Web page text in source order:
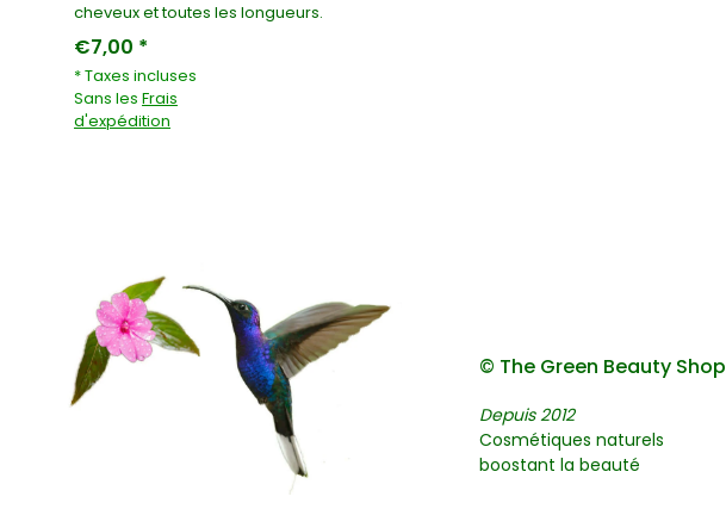
cheveux et toutes les longueurs.
€7,00 *
* Taxes incluses
Sans les Frais
d'expédition
© The Green Beauty Shop
Depuis 2012
Cosmétiques naturels
boostant la beauté